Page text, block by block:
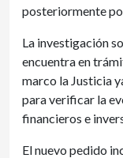
posteriormente
La investigación
encuentra en
marco la Justicia
para verificar la
financieros e
El nuevo pedido